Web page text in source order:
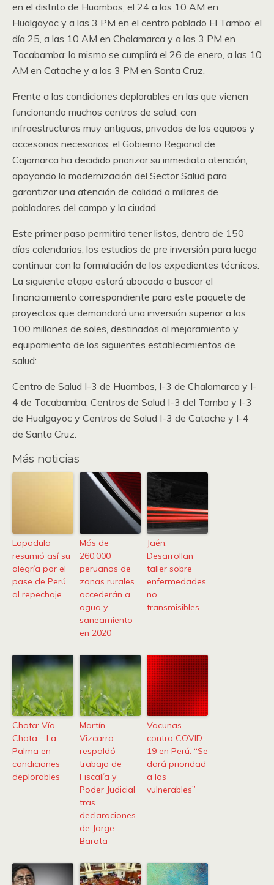
en el distrito de Huambos; el 24 a las 10 AM en
Hualgayoc y a las 3 PM en el centro poblado El Tambo; el
día 25, a las 10 AM en Chalamarca y a las 3 PM en
Tacabamba; lo mismo se cumplirá el 26 de enero, a las 10
AM en Catache y a las 3 PM en Santa Cruz.
Frente a las condiciones deplorables en las que vienen
funcionando muchos centros de salud, con
infraestructuras muy antiguas, privadas de los equipos y
accesorios necesarios; el Gobierno Regional de
Cajamarca ha decidido priorizar su inmediata atención,
apoyando la modernización del Sector Salud para
garantizar una atención de calidad a millares de
pobladores del campo y la ciudad.
Este primer paso permitirá tener listos, dentro de 150
días calendarios, los estudios de pre inversión para luego
continuar con la formulación de los expedientes técnicos.
La siguiente etapa estará abocada a buscar el
financiamiento correspondiente para este paquete de
proyectos que demandará una inversión superior a los
100 millones de soles, destinados al mejoramiento y
equipamiento de los siguientes establecimientos de
salud:
Centro de Salud I-3 de Huambos, I-3 de Chalamarca y I-
4 de Tacabamba; Centros de Salud I-3 del Tambo y I-3
de Hualgayoc y Centros de Salud I-3 de Catache y I-4
de Santa Cruz.
Más noticias
Lapadula
resumió así su
alegría por el
pase de Perú
al repechaje
Más de
260,000
peruanos de
zonas rurales
accederán a
agua y
saneamiento
en 2020
Jaén:
Desarrollan
taller sobre
enfermedades
no
transmisibles
Chota: Vía
Chota – La
Palma en
condiciones
deplorables
Martín
Vizcarra
respaldó
trabajo de
Fiscalía y
Poder Judicial
tras
declaraciones
de Jorge
Barata
Vacunas
contra COVID-
19 en Perú: “Se
dará prioridad
a los
vulnerables”